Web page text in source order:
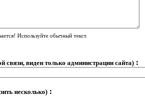
Используйте обычный текст.
связи, виден только администрации сайта) :
несколько) :